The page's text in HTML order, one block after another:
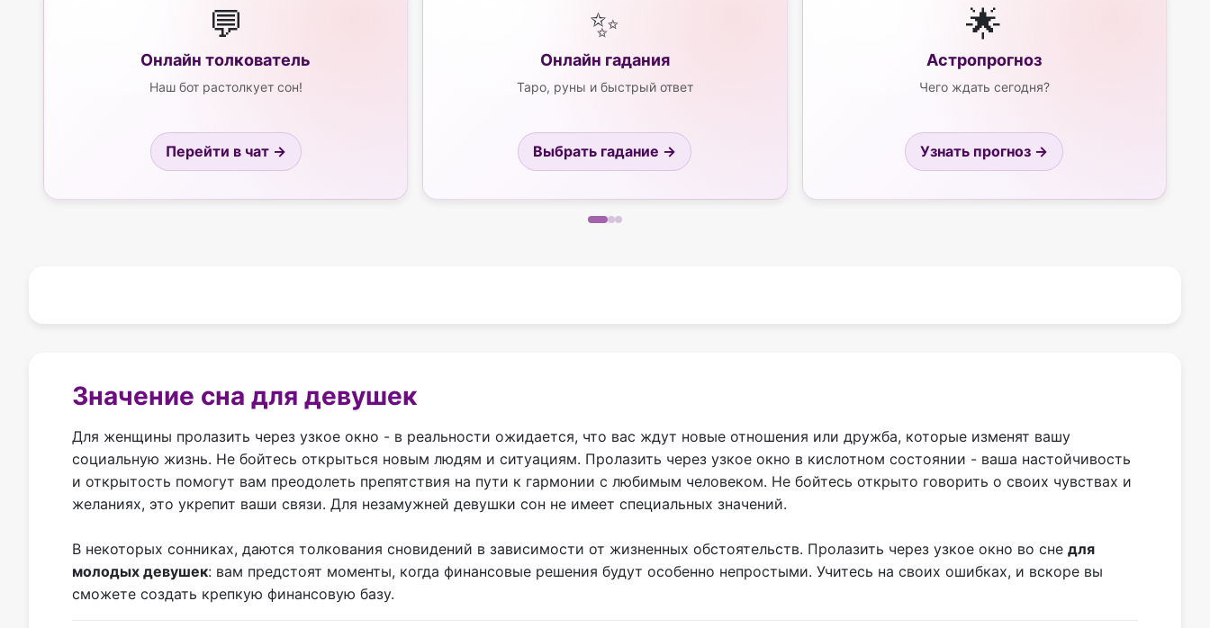
💬
Онлайн толкователь
Наш бот растолкует сон!
Перейти в чат →
✨
Онлайн гадания
Таро, руны и быстрый ответ
Выбрать гадание →
🌟
Астропрогноз
Чего ждать сегодня?
Узнать прогноз →
Значение сна для девушек
Для женщины пролазить через узкое окно - в реальности ожидается, что вас ждут новые отношения или дружба, которые изменят вашу
социальную жизнь. Не бойтесь открыться новым людям и ситуациям. Пролазить через узкое окно в кислотном состоянии - ваша настойчивость
и открытость помогут вам преодолеть препятствия на пути к гармонии с любимым человеком. Не бойтесь открыто говорить о своих чувствах и
желаниях, это укрепит ваши связи. Для незамужней девушки сон не имеет специальных значений.
В некоторых сонниках, даются толкования сновидений в зависимости от жизненных обстоятельств. Пролазить через узкое окно во сне для
молодых девушек: вам предстоят моменты, когда финансовые решения будут особенно непростыми. Учитесь на своих ошибках, и вскоре вы
сможете создать крепкую финансовую базу.